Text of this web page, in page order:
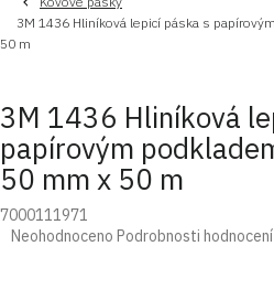
3M 1436 Hliníková lepicí páska s
50 m
3M 1436 Hliníková
papírovým
50 mm x 50 m
7000111971
Průměrné
Neohodnoceno Podrobnosti hodnocení